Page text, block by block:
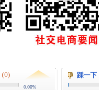
(0)
0.00%
踩一下